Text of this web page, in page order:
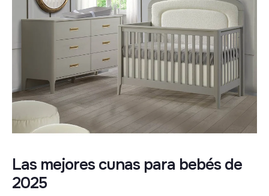
Las mejores cunas para bebés de
2025